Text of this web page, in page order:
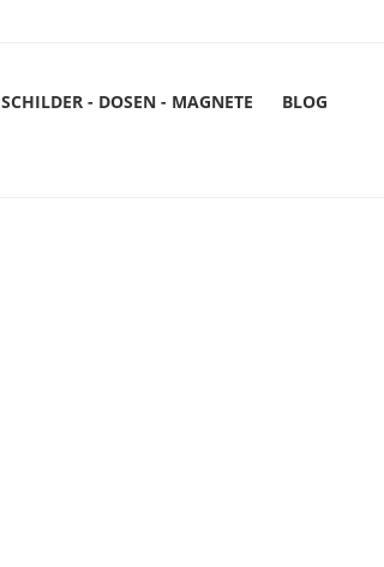
SCHILDER - DOSEN - MAGNETE
BLOG